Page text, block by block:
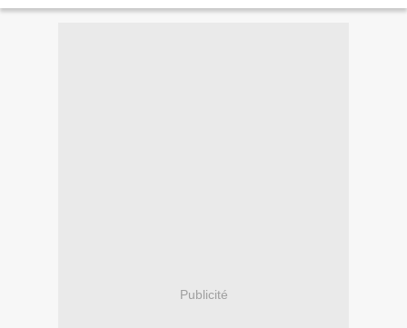
Publicité